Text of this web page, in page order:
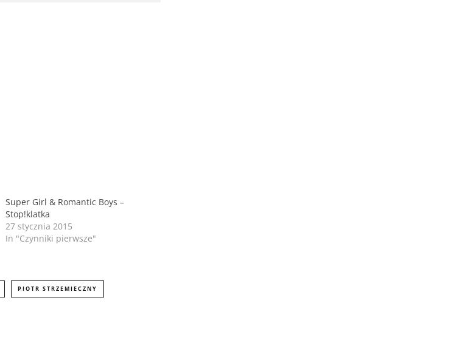
Super Girl & Romantic Boys –
Stop!klatka
27 stycznia 2015
In "Czynniki pierwsze"
PIOTR STRZEMIECZNY